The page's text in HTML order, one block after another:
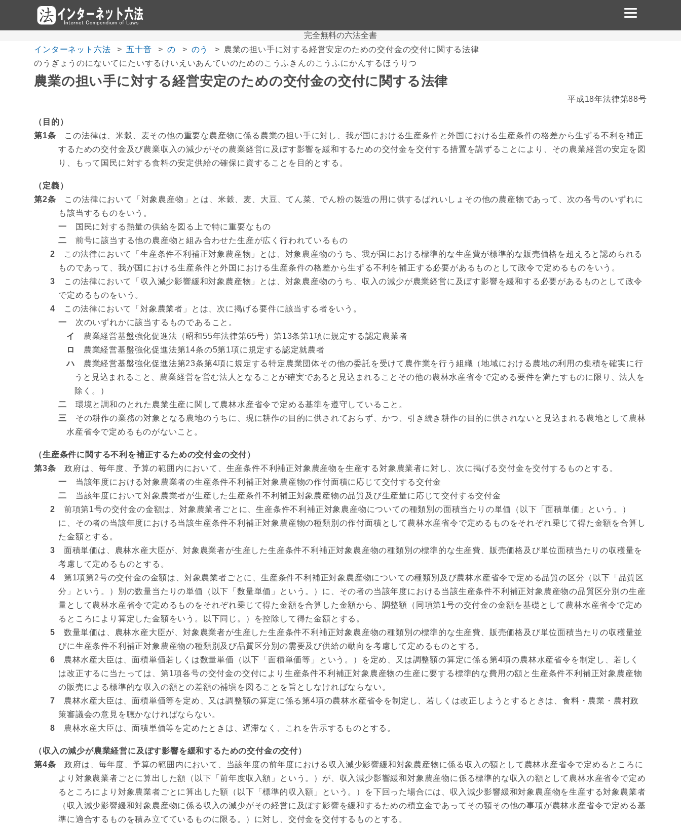
完全無料の六法全書
インターネット六法
五十音 の のう
農業の担い手に対する経営安定のための交付金の交付に関する法律
のうぎょうのにないてにたいするけいえいあんていのためのこうふきんのこうふにかんするほうりつ
農業の担い手に対する経営安定のための交付金の交付に関する法律
平成18年法律第88号
（目的）
第1条 この法律は、米穀、麦その他の重要な農産物に係る農業の担い手に対し、我が国における生産条件と外国における生産条件の格差から生ずる不利を補正
するための交付金及び農業収入の減少がその農業経営に及ぼす影響を緩和するための交付金を交付する措置を講ずることにより、その農業経営の安定を図
り、もって国民に対する食料の安定供給の確保に資することを目的とする。
（定義）
第2条 この法律において「対象農産物」とは、米穀、麦、大豆、てん菜、でん粉の製造の用に供するばれいしょその他の農産物であって、次の各号のいずれに
も該当するものをいう。
一 国民に対する熱量の供給を図る上で特に重要なもの
二 前号に該当する他の農産物と組み合わせた生産が広く行われているもの
2 この法律において「生産条件不利補正対象農産物」とは、対象農産物のうち、我が国における標準的な生産費が標準的な販売価格を超えると認められる
ものであって、我が国における生産条件と外国における生産条件の格差から生ずる不利を補正する必要があるものとして政令で定めるものをいう。
3 この法律において「収入減少影響緩和対象農産物」とは、対象農産物のうち、収入の減少が農業経営に及ぼす影響を緩和する必要があるものとして政令
で定めるものをいう。
4 この法律において「対象農業者」とは、次に掲げる要件に該当する者をいう。
一 次のいずれかに該当するものであること。
イ
農業経営基盤強化促進法（昭和55年法律第65号）第13条第1項に規定する認定農業者
ロ
農業経営基盤強化促進法第14条の5第1項に規定する認定就農者
ハ 農業経営基盤強化促進法第23条第4項に規定する特定農業団体その他の委託を受けて農作業を行う組織（地域における農地の利用の集積を確実に行
うと見込まれること、農業経営を営む法人となることが確実であると見込まれることその他の農林水産省令で定める要件を満たすものに限り、法人を
除く。）
二 環境と調和のとれた農業生産に関して農林水産省令で定める基準を遵守していること。
三
その耕作の業務の対象となる農地のうちに、現に耕作の目的に供されておらず、かつ、引き続き耕作の目的に供されないと見込まれる農地として農林
水産省令で定めるものがないこと。
（生産条件に関する不利を補正するための交付金の交付）
第3条 政府は、毎年度、予算の範囲内において、生産条件不利補正対象農産物を生産する対象農業者に対し、次に掲げる交付金を交付するものとする。
一 当該年度における対象農業者の生産条件不利補正対象農産物の作付面積に応じて交付する交付金
二 当該年度において対象農業者が生産した生産条件不利補正対象農産物の品質及び生産量に応じて交付する交付金
2 前項第1号の交付金の金額は、対象農業者ごとに、生産条件不利補正対象農産物についての種類別の面積当たりの単価（以下「面積単価」という。）
に、その者の当該年度における当該生産条件不利補正対象農産物の種類別の作付面積として農林水産省令で定めるものをそれぞれ乗じて得た金額を合算し
た金額とする。
3 面積単価は、農林水産大臣が、対象農業者が生産した生産条件不利補正対象農産物の種類別の標準的な生産費、販売価格及び単位面積当たりの収穫量を
考慮して定めるものとする。
4 第1項第2号の交付金の金額は、対象農業者ごとに、生産条件不利補正対象農産物についての種類別及び農林水産省令で定める品質の区分（以下「品質区
分」という。）別の数量当たりの単価（以下「数量単価」という。）に、その者の当該年度における当該生産条件不利補正対象農産物の品質区分別の生産
量として農林水産省令で定めるものをそれぞれ乗じて得た金額を合算した金額から、調整額（同項第1号の交付金の金額を基礎として農林水産省令で定め
るところにより算定した金額をいう。以下同じ。）を控除して得た金額とする。
5 数量単価は、農林水産大臣が、対象農業者が生産した生産条件不利補正対象農産物の種類別の標準的な生産費、販売価格及び単位面積当たりの収穫量並
びに生産条件不利補正対象農産物の種類別及び品質区分別の需要及び供給の動向を考慮して定めるものとする。
6 農林水産大臣は、面積単価若しくは数量単価（以下「面積単価等」という。）を定め、又は調整額の算定に係る第4項の農林水産省令を制定し、若しく
は改正するに当たっては、第1項各号の交付金の交付により生産条件不利補正対象農産物の生産に要する標準的な費用の額と生産条件不利補正対象農産物
の販売による標準的な収入の額との差額の補塡を図ることを旨としなければならない。
7 農林水産大臣は、面積単価等を定め、又は調整額の算定に係る第4項の農林水産省令を制定し、若しくは改正しようとするときは、食料・農業・農村政
策審議会の意見を聴かなければならない。
8 農林水産大臣は、面積単価等を定めたときは、遅滞なく、これを告示するものとする。
（収入の減少が農業経営に及ぼす影響を緩和するための交付金の交付）
第4条 政府は、毎年度、予算の範囲内において、当該年度の前年度における収入減少影響緩和対象農産物に係る収入の額として農林水産省令で定めるところに
より対象農業者ごとに算出した額（以下「前年度収入額」という。）が、収入減少影響緩和対象農産物に係る標準的な収入の額として農林水産省令で定め
るところにより対象農業者ごとに算出した額（以下「標準的収入額」という。）を下回った場合には、収入減少影響緩和対象農産物を生産する対象農業者
（収入減少影響緩和対象農産物に係る収入の減少がその経営に及ぼす影響を緩和するための積立金であってその額その他の事項が農林水産省令で定める基
準に適合するものを積み立てているものに限る。）に対し、交付金を交付するものとする。